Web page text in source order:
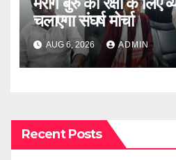
चलाएगा संघर्ष मोर्चा
AUG 6, 2026 ADMIN
Recent Posts